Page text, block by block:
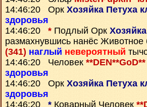
14:46:20 Орк Хозяйка Петуха
здоровья
14:46:20 * Подлый Орк
размахнувшись нанёс Животное
(341) наглый невероятный
14:46:20 Человек
здоровья
14:46:20 Орк Хозяйка Петуха
здоровья
14:46:20 * Коварный Человек